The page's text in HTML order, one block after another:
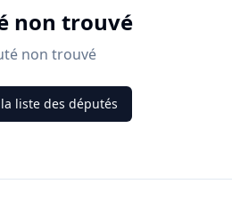
non trouvé
non trouvé
liste des députés